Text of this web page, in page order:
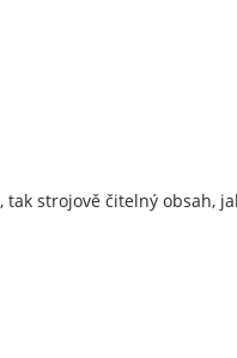
strojově čitelný obsah,